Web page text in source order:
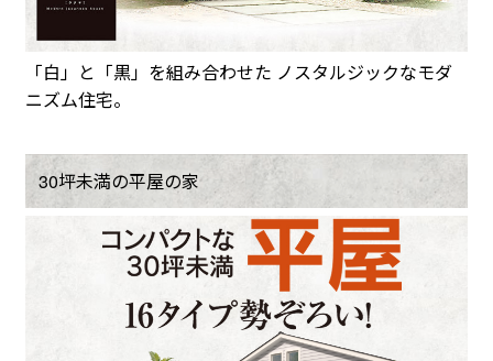
「白」と「黒」を組み合わせた ノスタルジックなモダ
ニズム住宅。
30坪未満の平屋の家